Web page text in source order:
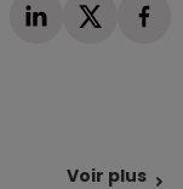
Voir plus